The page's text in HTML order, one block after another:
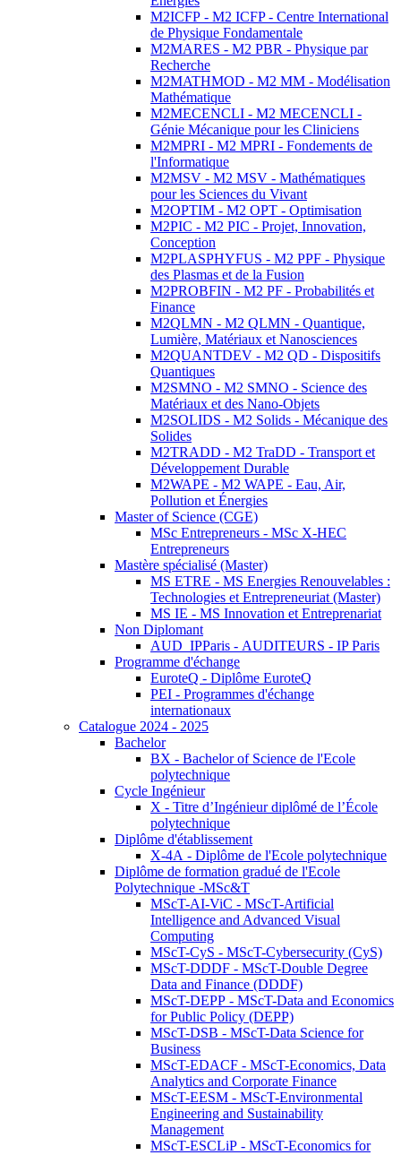
M2ICFP - M2 ICFP - Centre International
de Physique Fondamentale
M2MARES - M2 PBR - Physique par
Recherche
M2MATHMOD - M2 MM - Modélisation
Mathématique
M2MECENCLI - M2 MECENCLI -
Génie Mécanique pour les Cliniciens
M2MPRI - M2 MPRI - Fondements de
l'Informatique
M2MSV - M2 MSV - Mathématiques
pour les Sciences du Vivant
M2OPTIM - M2 OPT - Optimisation
M2PIC - M2 PIC - Projet, Innovation,
Conception
M2PLASPHYFUS - M2 PPF - Physique
des Plasmas et de la Fusion
M2PROBFIN - M2 PF - Probabilités et
Finance
M2QLMN - M2 QLMN - Quantique,
Lumière, Matériaux et Nanosciences
M2QUANTDEV - M2 QD - Dispositifs
Quantiques
M2SMNO - M2 SMNO - Science des
Matériaux et des Nano-Objets
M2SOLIDS - M2 Solids - Mécanique des
Solides
M2TRADD - M2 TraDD - Transport et
Développement Durable
M2WAPE - M2 WAPE - Eau, Air,
Pollution et Énergies
Master of Science (CGE)
MSc Entrepreneurs - MSc X-HEC
Entrepreneurs
Mastère spécialisé (Master)
MS ETRE - MS Energies Renouvelables :
Technologies et Entrepreneuriat (Master)
MS IE - MS Innovation et Entreprenariat
Non Diplomant
AUD_IPParis - AUDITEURS - IP Paris
Programme d'échange
EuroteQ - Diplôme EuroteQ
PEI - Programmes d'échange
internationaux
Catalogue 2024 - 2025
Bachelor
BX - Bachelor of Science de l'Ecole
polytechnique
Cycle Ingénieur
X - Titre d’Ingénieur diplômé de l’École
polytechnique
Diplôme d'établissement
X-4A - Diplôme de l'Ecole polytechnique
Diplôme de formation gradué de l'Ecole
Polytechnique -MSc&T
MScT-AI-ViC - MScT-Artificial
Intelligence and Advanced Visual
Computing
MScT-CyS - MScT-Cybersecurity (CyS)
MScT-DDDF - MScT-Double Degree
Data and Finance (DDDF)
MScT-DEPP - MScT-Data and Economics
for Public Policy (DEPP)
MScT-DSB - MScT-Data Science for
Business
MScT-EDACF - MScT-Economics, Data
Analytics and Corporate Finance
MScT-EESM - MScT-Environmental
Engineering and Sustainability
Management
MScT-ESCLiP - MScT-Economics for